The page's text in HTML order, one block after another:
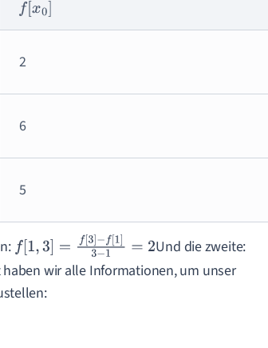
f[x0]
2
6
5
f[1,3]= 3]− f[1]3−1=2
Und die zweite:
wir alle Informationen, um unser